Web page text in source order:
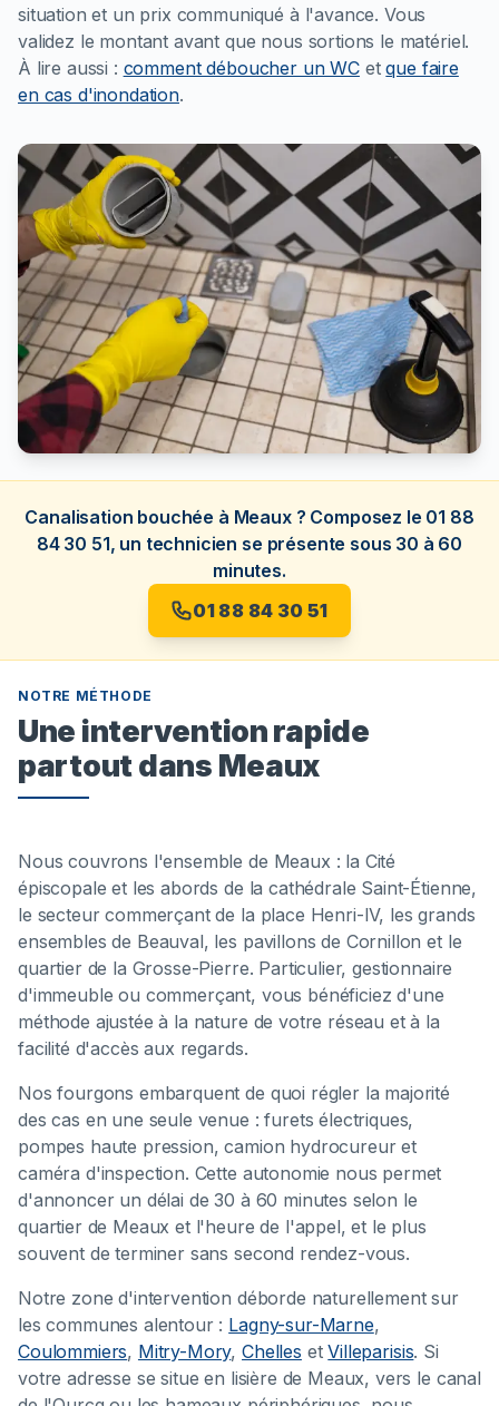
situation et un prix communiqué à l'avance. Vous
validez le montant avant que nous sortions le matériel.
À lire aussi : comment déboucher un WCetque faire
en cas d'inondation.
Canalisation bouchée à Meaux ? Composez le 01 88
84 30 51, un technicien se présente sous 30 à 60
minutes.
01 88 84 30 51
NOTRE MÉTHODE
Une intervention rapide
partout dans Meaux
Nous couvrons l'ensemble de Meaux : la Cité
épiscopale et les abords de la cathédrale Saint-Étienne,
le secteur commerçant de la place Henri-IV, les grands
ensembles de Beauval, les pavillons de Cornillon et le
quartier de la Grosse-Pierre. Particulier, gestionnaire
d'immeuble ou commerçant, vous bénéficiez d'une
méthode ajustée à la nature de votre réseau et à la
facilité d'accès aux regards.
Nos fourgons embarquent de quoi régler la majorité
des cas en une seule venue : furets électriques,
pompes haute pression, camion hydrocureur et
caméra d'inspection. Cette autonomie nous permet
d'annoncer un délai de 30 à 60 minutes selon le
quartier de Meaux et l'heure de l'appel, et le plus
souvent de terminer sans second rendez-vous.
Notre zone d'intervention déborde naturellement sur
les communes alentour : Lagny-sur-Marne,
Coulommiers, Mitry-Mory,Chelles etVilleparisis. Si
votre adresse se situe en lisière de Meaux, vers le canal